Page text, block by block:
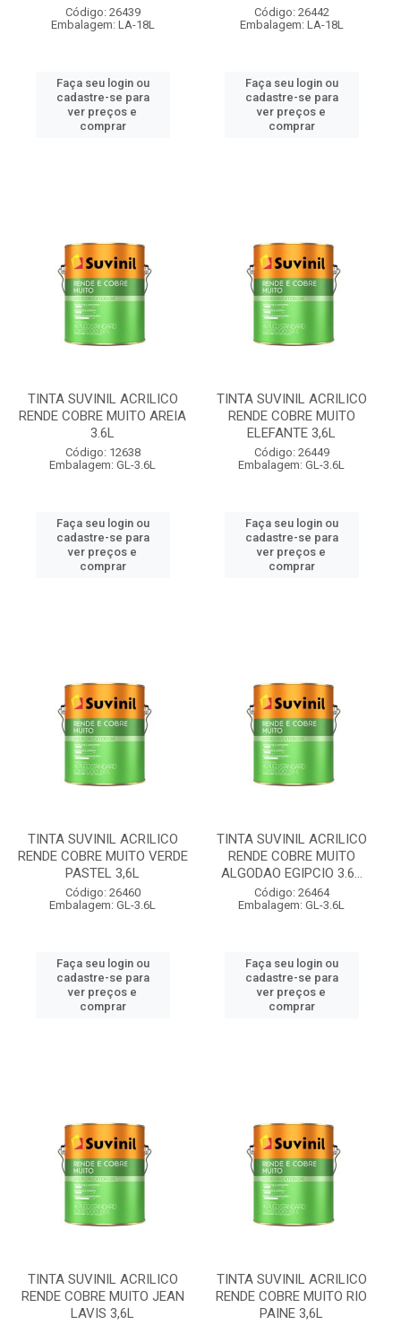
Código: 26439
Embalagem: LA-18L
Faça seu login ou
cadastre-se para
ver preços e
comprar
Código: 26442
Embalagem: LA-18L
Faça seu login ou
cadastre-se para
ver preços e
comprar
TINTA SUVINIL ACRILICO
RENDE COBRE MUITO AREIA
3.6L
Código: 12638
Embalagem: GL-3.6L
Faça seu login ou
cadastre-se para
ver preços e
comprar
TINTA SUVINIL ACRILICO
RENDE COBRE MUITO
ELEFANTE 3,6L
Código: 26449
Embalagem: GL-3.6L
Faça seu login ou
cadastre-se para
ver preços e
comprar
TINTA SUVINIL ACRILICO
RENDE COBRE MUITO VERDE
PASTEL 3,6L
Código: 26460
Embalagem: GL-3.6L
Faça seu login ou
cadastre-se para
ver preços e
comprar
TINTA SUVINIL ACRILICO
RENDE COBRE MUITO
ALGODAO EGIPCIO 3.6...
Código: 26464
Embalagem: GL-3.6L
Faça seu login ou
cadastre-se para
ver preços e
comprar
TINTA SUVINIL ACRILICO
RENDE COBRE MUITO JEAN
LAVIS 3,6L
TINTA SUVINIL ACRILICO
RENDE COBRE MUITO RIO
PAINE 3,6L